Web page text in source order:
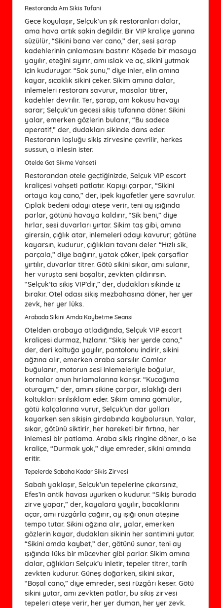
Restoranda Am Sikis Tufani
Gece koyulaşır, Selçuk’un şık restoranları dolar,
ama hava artık sakin değildir. Bir VIP kraliçe yanına
süzülür, “Sikini bana ver cano,” der, sesi şarap
kadehlerinin çınlamasını bastırır. Köşede bir masaya
yayılır, eteğini sıyırır, amı ıslak ve aç, sikini yutmak
için kuduruyor. “Sok şunu,” diye inler, elin amına
kayar, sıcaklık sikini çeker. Sikim amına dalar,
inlemeleri restoranı savurur, masalar titrer,
kadehler devrilir. Ter, şarap, am kokusu havayı
sarar; Selçuk’un gecesi sikiş tufanına döner. Sikini
yalar, emerken gözlerin bulanır, “Bu sadece
aperatif,” der, dudakları sikinde dans eder.
Restoranın loşluğu sikiş zirvesine çevrilir, herkes
sussun, o inlesin ister.
Otelde Got Sikme Vahseti
Restorandan otele geçtiğinizde, Selçuk VIP escort
kraliçesi vahşeti patlatır. Kapıyı çarpar, “Sikini
ortaya koy cano,” der, ipek kıyafetler yere savrulur.
Çıplak bedeni odayı ateşe verir, teni ay ışığında
parlar, götünü havaya kaldırır, “Sik beni,” diye
hırlar, sesi duvarları yırtar. Sikim taş gibi, amına
girersin, çığlık atar, inlemeleri odayı kavurur; götüne
kayarsın, kudurur, çığlıkları tavanı deler. “Hızlı sik,
parçala,” diye bağırır, yatak çöker, ipek çarşaflar
yırtılır, duvarlar titrer. Götü sikini sıkar, amı sulanır,
her vuruşta seni boşaltır, zevkten çıldırırsın.
“Selçuk’ta sikiş VIP’dir,” der, dudakları sikinde iz
bırakır. Otel odası sikiş mezbahasına döner, her yer
zevk, her yer lüks.
Arabada Sikini Amda Kaybetme Seansi
Otelden arabaya atladığında, Selçuk VIP escort
kraliçesi durmaz, hızlanır. “Sikiş her yerde cano,”
der, deri koltuğa yayılır, pantolonu indirir, sikini
ağzına alır, emerken araba sarsılır. Camlar
buğulanır, motorun sesi inlemeleriyle boğulur,
kornalar onun hırlamalarına karışır. “Kucağıma
oturayım,” der, amını sikine çarpar, ıslaklığı deri
koltukları sırılsıklam eder. Sikim amına gömülür,
götü kalçalarına vurur, Selçuk’un dar yolları
kayarken sen sikişin girdabında kaybolursun. Yalar,
sıkar, götünü siktirir, her hareketi bir fırtına, her
inlemesi bir patlama. Araba sikiş ringine döner, o ise
kraliçe, “Durmak yok,” diye emreder, sikini amında
eritir.
Tepelerde Sabaha Kadar Sikis Zirvesi
Sabah yaklaşır, Selçuk’un tepelerine çıkarsınız,
Efes’in antik havası uyurken o kudurur. “Sikiş burada
zirve yapar,” der, kayalara yayılır, bacaklarını
açar, amı rüzgârla çağırır, ay ışığı onun ateşine
tempo tutar. Sikini ağzına alır, yalar, emerken
gözlerin kayar, dudakları sikinin her santimini yutar.
“Sikini amda kaybet,” der, götünü sunar, teni ay
ışığında lüks bir mücevher gibi parlar. Sikim amına
dalar, çığlıkları Selçuk’u inletir, tepeler titrer, tarih
zevkten kudurur. Güneş doğarken, sikini sıkar,
“Boşal cano,” diye emreder, sesi rüzgârı keser. Götü
sikini yutar, amı zevkten patlar, bu sikiş zirvesi
tepeleri ateşe verir, her yer duman, her yer zevk.